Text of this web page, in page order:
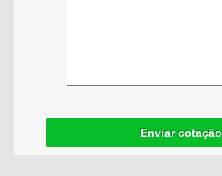
Enviar cotação